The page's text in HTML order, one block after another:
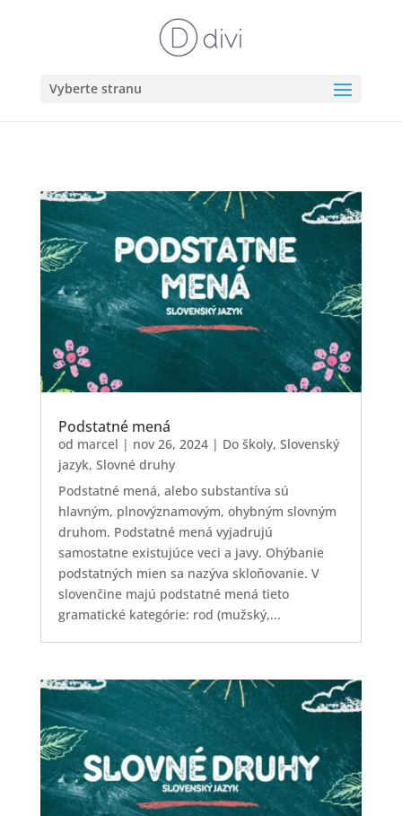
Vyberte stranu
Podstatné mená
od marcel | nov 26, 2024| Do školy, Slovenský
jazyk, Slovné druhy
Podstatné mená, alebo substantíva sú
hlavným, plnovýznamovým, ohybným slovným
druhom. Podstatné mená vyjadrujú
samostatne existujúce veci a javy. Ohýbanie
podstatných mien sa nazýva skloňovanie. V
slovenčine majú podstatné mená tieto
gramatické kategórie: rod (mužský,...